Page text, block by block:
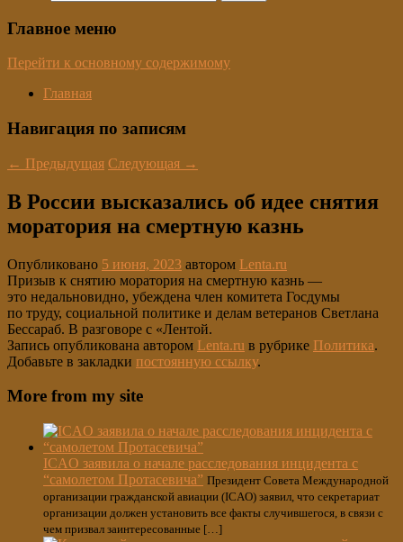
Главное меню
Перейти к основному содержимому
Главная
Навигация по записям
← Предыдущая Следующая →
В России высказались об идее снятия
моратория на смертную казнь
Опубликовано 5 июня, 2023 автором Lenta.ru
Призыв к снятию моратория на смертную казнь —
это недальновидно, убеждена член комитета Госдумы
по труду, социальной политике и делам ветеранов Светлана
Бессараб. В разговоре с «Лентой.
Запись опубликована автором Lenta.ru в рубрике Политика.
Добавьте в закладки постоянную ссылку.
More from my site
ICAO заявила о начале расследования инцидента с
“самолетом Протасевича” Президент Совета Международной
организации гражданской авиации (ICAO) заявил, что секретариат
организации должен установить все факты случившегося, в связи с
чем призвал заинтересованные […]